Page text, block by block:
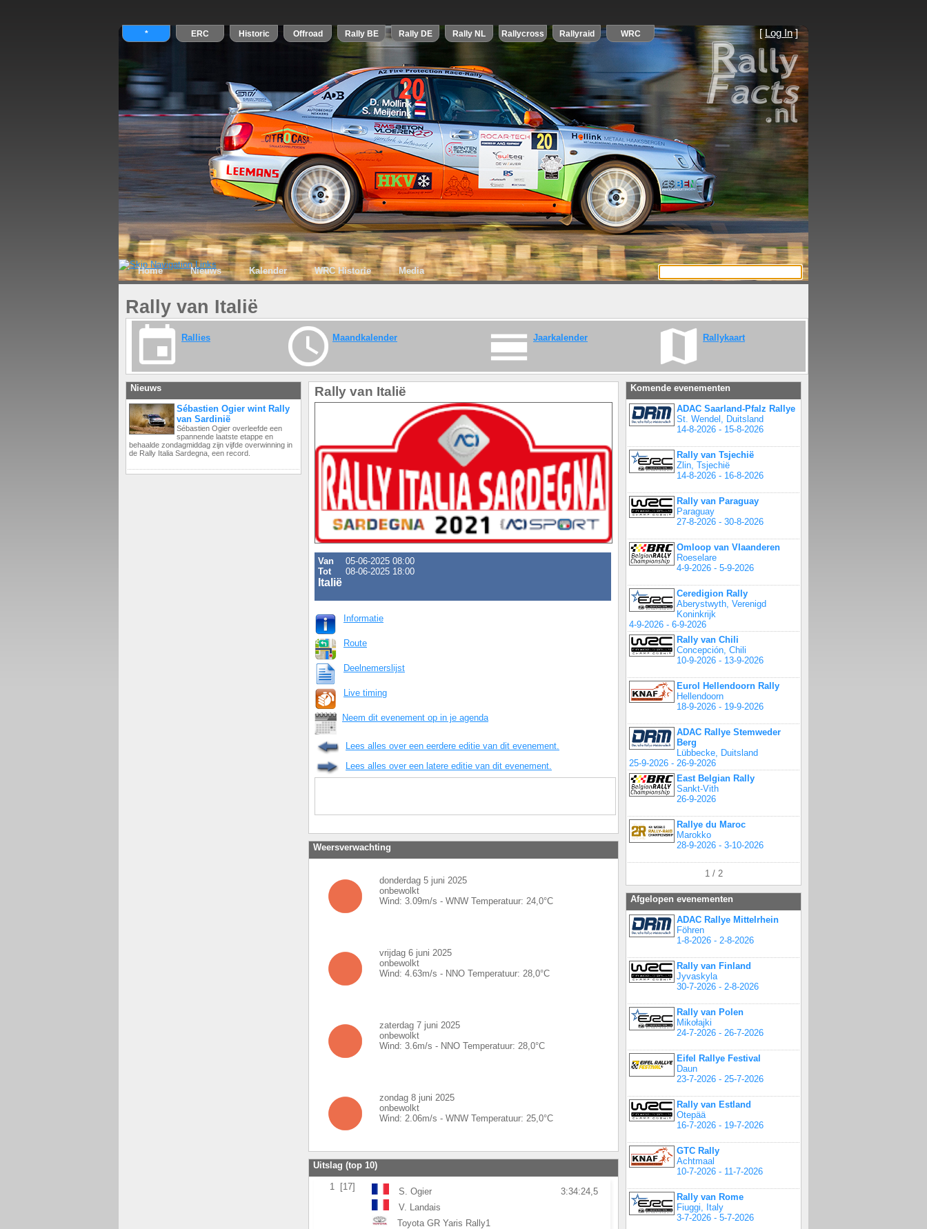
[ Log In]
Home Nieuws Kalender WRC Historie Media
Rally van Italië
Rallies Maandkalender Jaarkalender Rallykaart
Nieuws
Sébastien Ogier wint Rally
van Sardinië
Sébastien Ogier overleefde een
spannende laatste etappe en
behaalde zondagmiddag zijn vijfde overwinning in
de Rally Italia Sardegna, een record.
Rally van Italië
Van
05-06-2025 08:00
Tot
08-06-2025 18:00
Italië
Informatie
Route
Deelnemerslijst
Live timing
Neem dit evenement op in je agenda
Lees alles over een eerdere editie van dit evenement.
Lees alles over een latere editie van dit evenement.
Weersverwachting
donderdag 5 juni 2025
onbewolkt
Wind: 3.09m/s - WNW Temperatuur: 24,0°C
vrijdag 6 juni 2025
onbewolkt
Wind: 4.63m/s - NNO Temperatuur: 28,0°C
zaterdag 7 juni 2025
onbewolkt
Wind: 3.6m/s - NNO Temperatuur: 28,0°C
zondag 8 juni 2025
onbewolkt
Wind: 2.06m/s - WNW Temperatuur: 25,0°C
Uitslag (top 10)
1 [17] S. Ogier
3:34:24,5
V. Landais
Toyota GR Yaris Rally1
Komende evenementen
ADAC Saarland-Pfalz Rallye
St. Wendel, Duitsland
14-8-2026 - 15-8-2026
Rally van Tsjechië
Zlin, Tsjechië
14-8-2026 - 16-8-2026
Rally van Paraguay
Paraguay
27-8-2026 - 30-8-2026
Omloop van Vlaanderen
Roeselare
4-9-2026 - 5-9-2026
Ceredigion Rally
Aberystwyth, Verenigd
Koninkrijk
4-9-2026 - 6-9-2026
Rally van Chili
Concepción, Chili
10-9-2026 - 13-9-2026
Eurol Hellendoorn Rally
Hellendoorn
18-9-2026 - 19-9-2026
ADAC Rallye Stemweder
Berg
Lübbecke, Duitsland
25-9-2026 - 26-9-2026
East Belgian Rally
Sankt-Vith
26-9-2026
Rallye du Maroc
Marokko
28-9-2026 - 3-10-2026
1 / 2
Afgelopen evenementen
ADAC Rallye Mittelrhein
Föhren
1-8-2026 - 2-8-2026
Rally van Finland
Jyvaskyla
30-7-2026 - 2-8-2026
Rally van Polen
Mikołajki
24-7-2026 - 26-7-2026
Eifel Rallye Festival
Daun
23-7-2026 - 25-7-2026
Rally van Estland
Otepää
16-7-2026 - 19-7-2026
GTC Rally
Achtmaal
10-7-2026 - 11-7-2026
Rally van Rome
Fiuggi, Italy
3-7-2026 - 5-7-2026